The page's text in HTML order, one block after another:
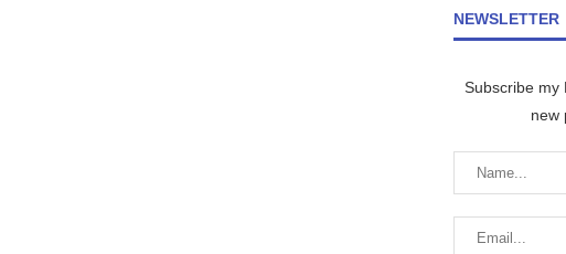
NEWSLETTER
Subscribe my
new